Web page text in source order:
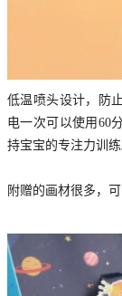
低温喷头设计，防
电一次可以使用60
持宝宝的专注力训练
附赠的画材很多，